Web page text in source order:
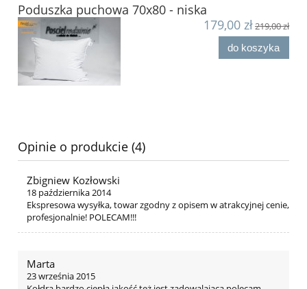
Poduszka puchowa 70x80 - niska
179,00 zł219,00 zł
do koszyka
Opinie o produkcie (4)
Zbigniew Kozłowski
18 października 2014
Ekspresowa wysyłka, towar zgodny z opisem w atrakcyjnej cenie,
profesjonalnie! POLECAM!!!
Marta
23 września 2015